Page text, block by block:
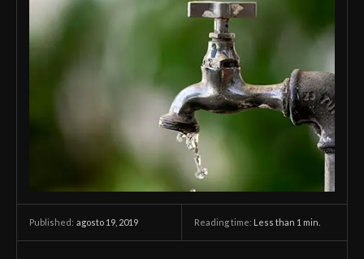
Published: agosto 19, 2019 Reading time: Less than 1 min.